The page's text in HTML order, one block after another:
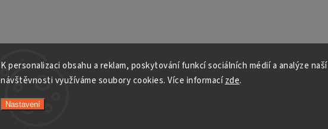
K personalizaci obsahu a reklam, poskytování funkcí sociálních médií a analýze naší
návštěvnosti využíváme soubory cookies. Více informacízde.
Nastavení
Copyright 2026Daniš Davaztechnik